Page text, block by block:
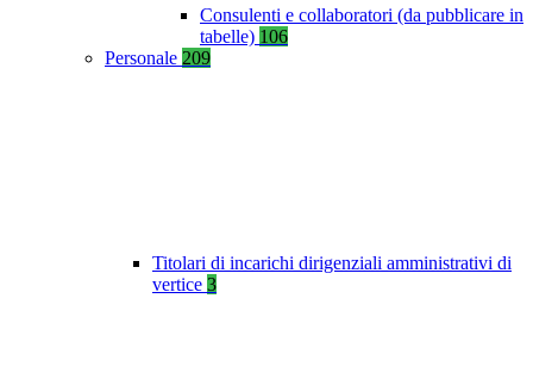
Consulenti e collaboratori (da pubblicare in
tabelle) 106
Personale 209
Titolari di incarichi dirigenziali amministrativi di
vertice 3